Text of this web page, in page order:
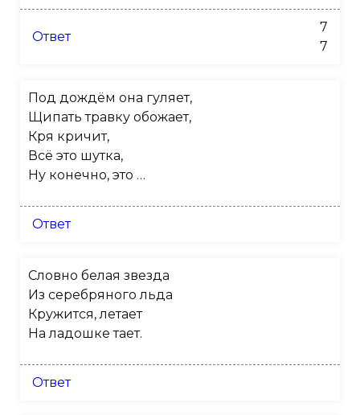
Ответ
7
7
Под дождём она гуляет,
Щипать травку обожает,
Кря кричит,
Всё это шутка,
Ну конечно, это …
Ответ
Словно белая звезда
Из серебряного льда
Кружится, летает
На ладошке тает.
Ответ